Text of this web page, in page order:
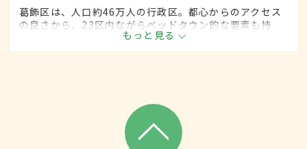
葛飾区は、人口約46万人の行政区。都心からのアクセス
の良さから、23区内ながらベッドタウン的な要素も持
つ。柴又帝釈天や堀切菖蒲園などの観光地も多く、伝統
技術を受け継ぐ職人の多い地域としても知られる。
もっと見る